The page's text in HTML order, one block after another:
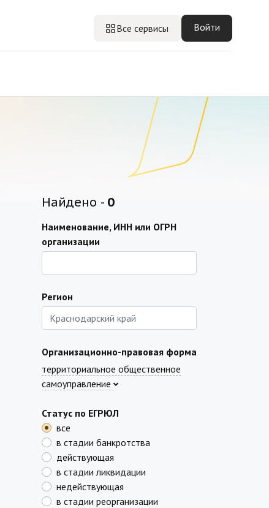
Все сервисы Войти
Найдено - 0
Наименование, ИНН или ОГРН
организации
Регион
Организационно-правовая форма
территориальное общественное
самоуправление
Статус по ЕГРЮЛ
все
в стадии банкротства
действующая
в стадии ликвидации
недействующая
в стадии реорганизации